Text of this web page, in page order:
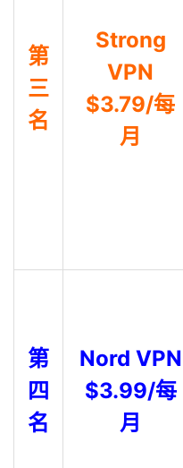
第
三
名
Strong
VPN
$3.79/每
月
第
四
名
Nord VPN
$3.99/每
月